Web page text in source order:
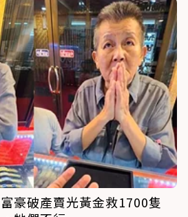
豪破產賣光黃金救1700隻